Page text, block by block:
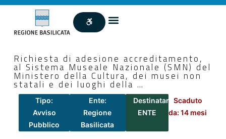
Richiesta di adesione accreditamento,
al Sistema Museale Nazionale (SMN) del
Ministero della Cultura, dei musei non
statali e dei luoghi della …
Tipo:
Avviso
Pubblico
Ente:
Regione
Basilicata
Destinatari:
ENTE
Scaduto
da: 14 mesi